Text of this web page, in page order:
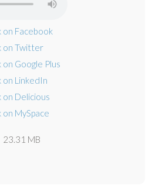
23.31 MB